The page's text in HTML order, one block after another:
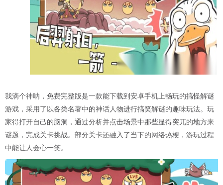
我滴个神呐，免费完整版是一款能下载到安卓手机上畅玩的搞怪解谜
游戏，采用了以各类名著中的神话人物进行搞笑解谜的趣味玩法。玩
家得打开自己的脑洞，通过分析并点击场景中那些显得突兀的地方来
谜题，完成关卡挑战。部分关卡还融入了当下的网络热梗，游玩过程
中能让人会心一笑。